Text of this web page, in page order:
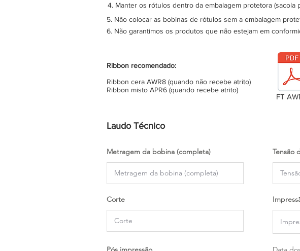
4. Manter os rótulos dentro da embalagem protetora
5. Não colocar as bobinas de rótulos sem a embalagem
6. Não garantimos os produtos que não estejam em
Ribbon recomendado:
Ribbon cera AWR8 (quando não recebe atrito)
Ribbon misto APR6 (quando recebe atrito)
FT
Laudo Técnico
Metragem da bobina (completa)
Corte
Tensão